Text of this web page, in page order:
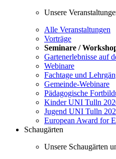
Unsere
Alle Veranstaltungen
Vorträge
Seminare /
Gartenerlebnisse
Webinare
Fachtage und
Gemeinde-Webinare
Pädagogische
Kinder UNI Tulln
Jugend UNI Tulln
European Award for
Schaugärten
Unsere Schaugärten